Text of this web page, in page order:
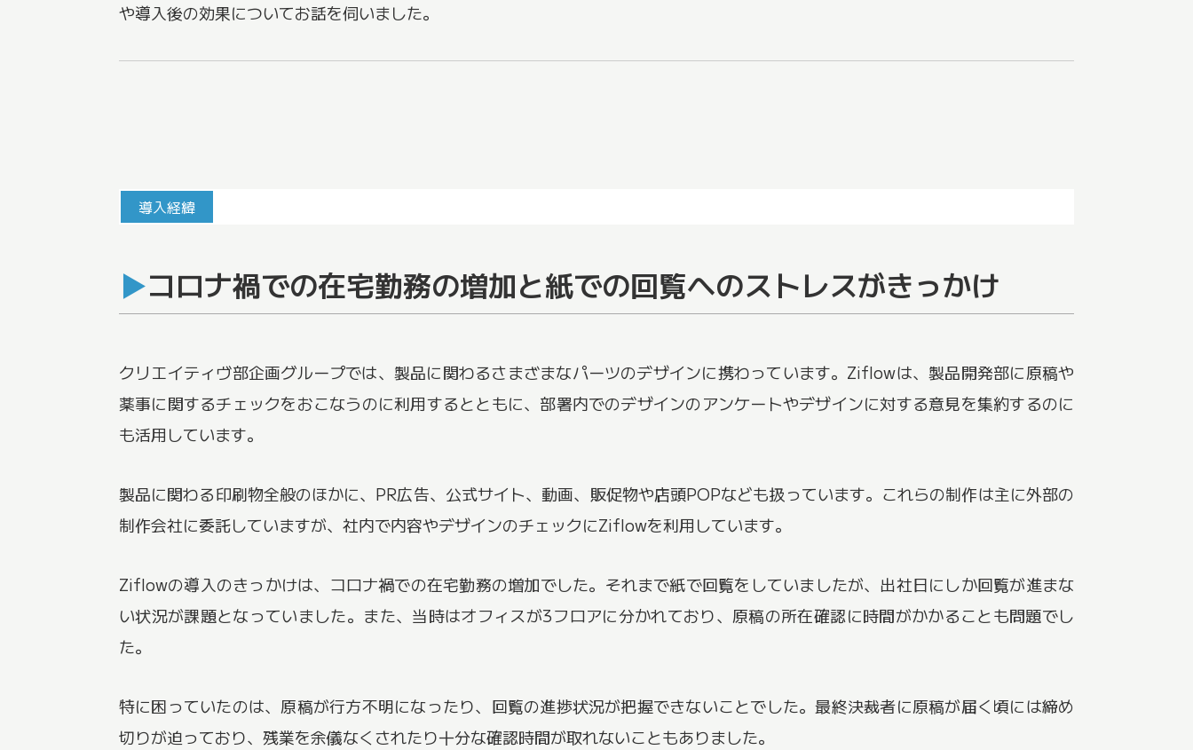
や導入後の効果についてお話を伺いました。
導入経緯
コロナ禍での在宅勤務の増加と紙での回覧へのストレスがきっかけ
クリエイティヴ部企画グループでは、製品に関わるさまざまなパーツのデザインに携わっています。Ziflowは、製品開発部に原稿や
薬事に関するチェックをおこなうのに利用するとともに、部署内でのデザインのアンケートやデザインに対する意見を集約するのに
も活用しています。
製品に関わる印刷物全般のほかに、PR広告、公式サイト、動画、販促物や店頭POPなども扱っています。これらの制作は主に外部の
制作会社に委託していますが、社内で内容やデザインのチェックにZiflowを利用しています。
Ziflowの導入のきっかけは、コロナ禍での在宅勤務の増加でした。それまで紙で回覧をしていましたが、出社日にしか回覧が進まな
い状況が課題となっていました。また、当時はオフィスが3フロアに分かれており、原稿の所在確認に時間がかかることも問題でし
た。
特に困っていたのは、原稿が行方不明になったり、回覧の進捗状況が把握できないことでした。最終決裁者に原稿が届く頃には締め
切りが迫っており、残業を余儀なくされたり十分な確認時間が取れないこともありました。